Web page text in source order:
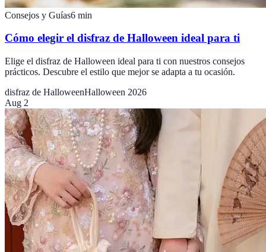
Consejos y Guías6 min
Cómo elegir el disfraz de Halloween ideal para ti
Elige el disfraz de Halloween ideal para ti con nuestros consejos
prácticos. Descubre el estilo que mejor se adapta a tu ocasión.
disfraz de HalloweenHalloween 2026
Aug 2